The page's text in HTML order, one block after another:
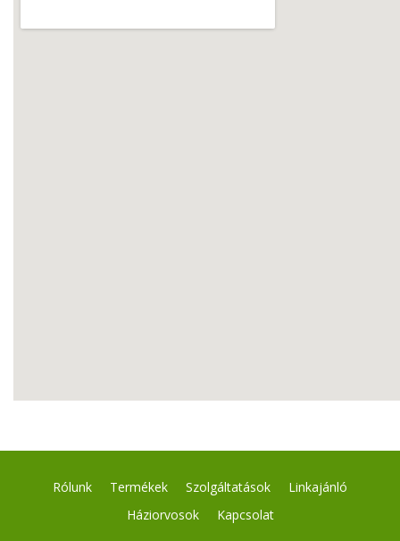
Rólunk Termékek Szolgáltatások
Linkajánló
Háziorvosok
Kapcsolat